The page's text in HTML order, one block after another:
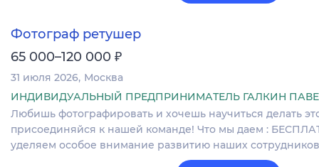
Фотограф ретушер
65 000–120 000 ₽
31 июля 2026 Москва
ИНДИВИДУАЛЬНЫЙ ПРЕДПРИНИМАТЕЛЬ ГАЛКИН
Любишь фотографировать и хочешь научиться делать
присоединяйся к нашей команде! Что мы даем :
уделяем особое внимание развитию наших